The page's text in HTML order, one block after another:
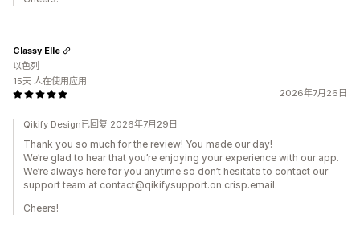
2026年7月26日
Classy Elle
以色列
15天 人在使用应用
Qikify Design已回复 2026年7月29日
Thank you so much for the review! You made our day!
We’re glad to hear that you’re enjoying your experience with our app.
We’re always here for you anytime so don’t hesitate to contact our
support team at contact@qikifysupport.on.crisp.email.
Cheers!